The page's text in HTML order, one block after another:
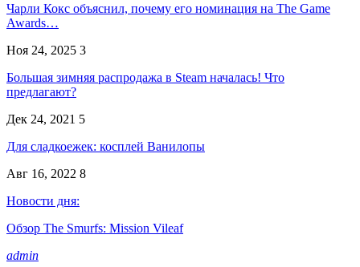
Чарли Кокс объяснил, почему его номинация на The Game
Awards…
Ноя 24, 2025 3
Большая зимняя распродажа в Steam началась! Что
предлагают?
Дек 24, 2021 5
Для сладкоежек: косплей Ванилопы
Авг 16, 2022 8
Новости дня:
Обзор The Smurfs: Mission Vileaf
admin